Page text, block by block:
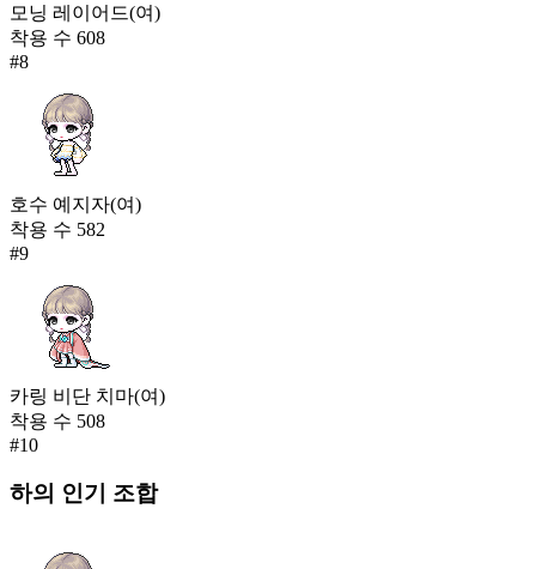
모닝 레이어드(여)
착용 수 608
#8
호수 예지자(여)
착용 수 582
#9
카링 비단 치마(여)
착용 수 508
#10
하의 인기 조합